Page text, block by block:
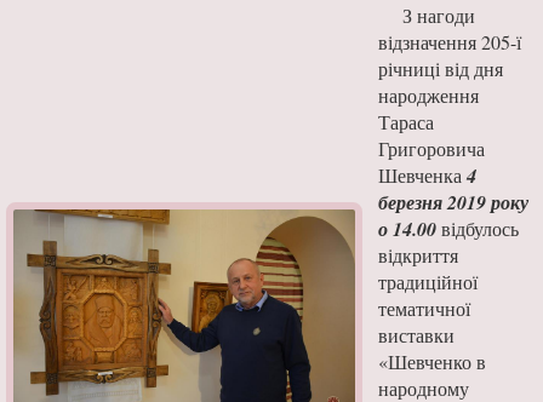
З нагоди
відзначення 205-ї
річниці від дня
народження
Тараса
Григоровича
Шевченка 4
березня2019 року
о 14.00відбулось
відкриття
традиційної
тематичної
виставки
«Шевченко в
народному